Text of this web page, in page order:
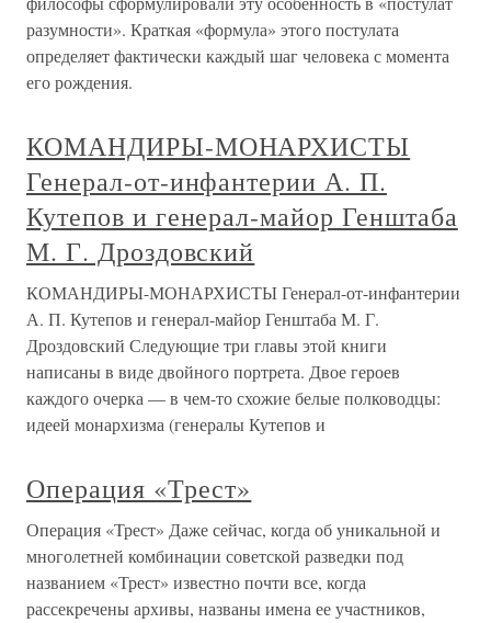
разумности». Краткая «формула» этого постулата
определяет фактически каждый шаг человека с момента
его рождения.
КОМАНДИРЫ-МОНАРХИСТЫ
Генерал-от-инфантерии А. П.
Кутепов и генерал-майор Генштаба
М. Г. Дроздовский
КОМАНДИРЫ-МОНАРХИСТЫ Генерал-от-инфантерии
А. П. Кутепов и генерал-майор Генштаба М. Г.
Дроздовский Следующие три главы этой книги
написаны в виде двойного портрета. Двое героев
каждого очерка — в чем-то схожие белые полководцы:
идеей монархизма (генералы Кутепов и
Операция «Трест»
Операция «Трест» Даже сейчас, когда об уникальной и
многолетней комбинации советской разведки под
названием «Трест» известно почти все, когда
рассекречены архивы, названы имена ее участников,